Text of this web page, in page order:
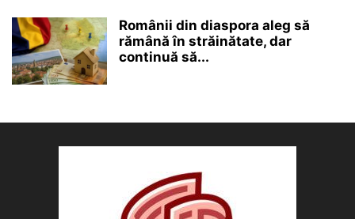
Românii din diaspora aleg să
rămână în străinătate, dar
continuă să...